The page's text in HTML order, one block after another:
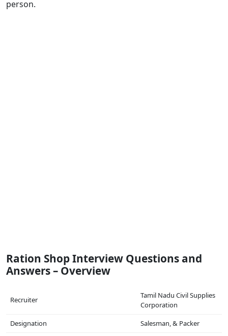
person.
Ration Shop Interview Questions and
Answers – Overview
Recruiter
Tamil Nadu Civil Supplies
Corporation
Designation
Salesman, & Packer